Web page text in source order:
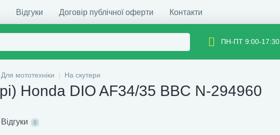
Відгуки Договір публічної оферти Контакти
ПН-ПТ 9:00-17:30
Для мототехніки На скутери
Honda DIO AF34/35 BBC N-294960
Відгуки 0